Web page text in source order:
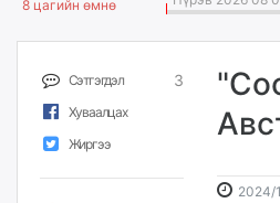
8 цагийн өмнө
Сэтгэгдэл 3
Хуваалцах
Жиргээ
2024/